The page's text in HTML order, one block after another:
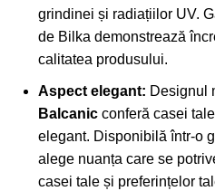
grindinei și radiațiilor UV.
de Bilka demonstrează
calitatea produsului.
Aspect elegant: Designul
Balcanic conferă casei
elegant. Disponibilă într-o
alege nuanța care se
casei tale și preferințelor